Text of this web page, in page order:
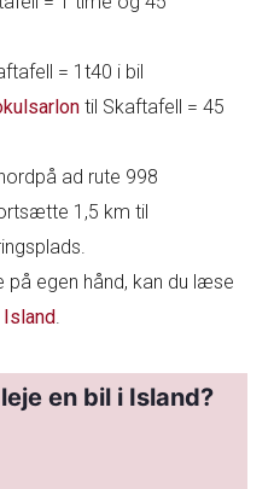
= 1t40 i bil
til Skaftafell = 45
ad rute 998
1,5 km til
på egen hånd, kan du læse
en bil i Island?